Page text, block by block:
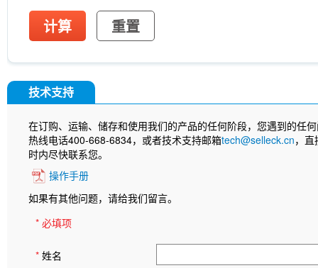
计算 重置
技术支持
在订购、运输、储存和使用我们的产品的任何阶段，您遇到的任
热线电话400-668-6834，或者技术支持邮箱tech@selleck.cn，
时内尽快联系您。
操作手册
如果有其他问题，请给我们留言。
* 必填项
* 姓名